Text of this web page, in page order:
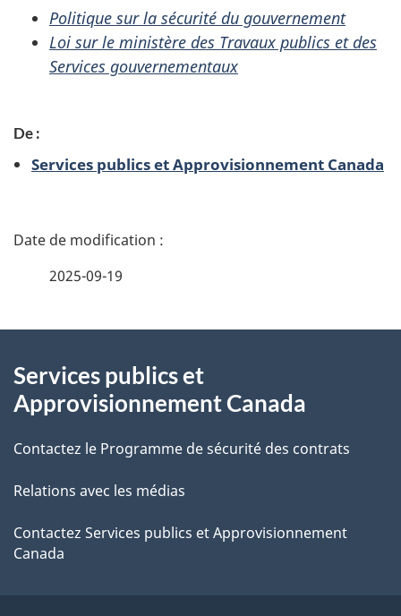
Politique sur la sécurité du gouvernement
Loi sur le ministère des Travaux publics et des
Services gouvernementaux
De :
Services publics et Approvisionnement Canada
D
i
s
d
e
2025-09-19
propos
de
ce
site
Services publics et
Approvisionnement Canada
Contactez le Programme de sécurité des contrats
Relations avec les médias
Contactez Services publics et Approvisionnement
Canada